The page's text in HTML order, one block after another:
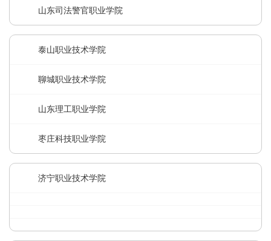
山东司法警官职业学院
泰山职业技术学院
聊城职业技术学院
山东理工职业学院
枣庄科技职业学院
济宁职业技术学院